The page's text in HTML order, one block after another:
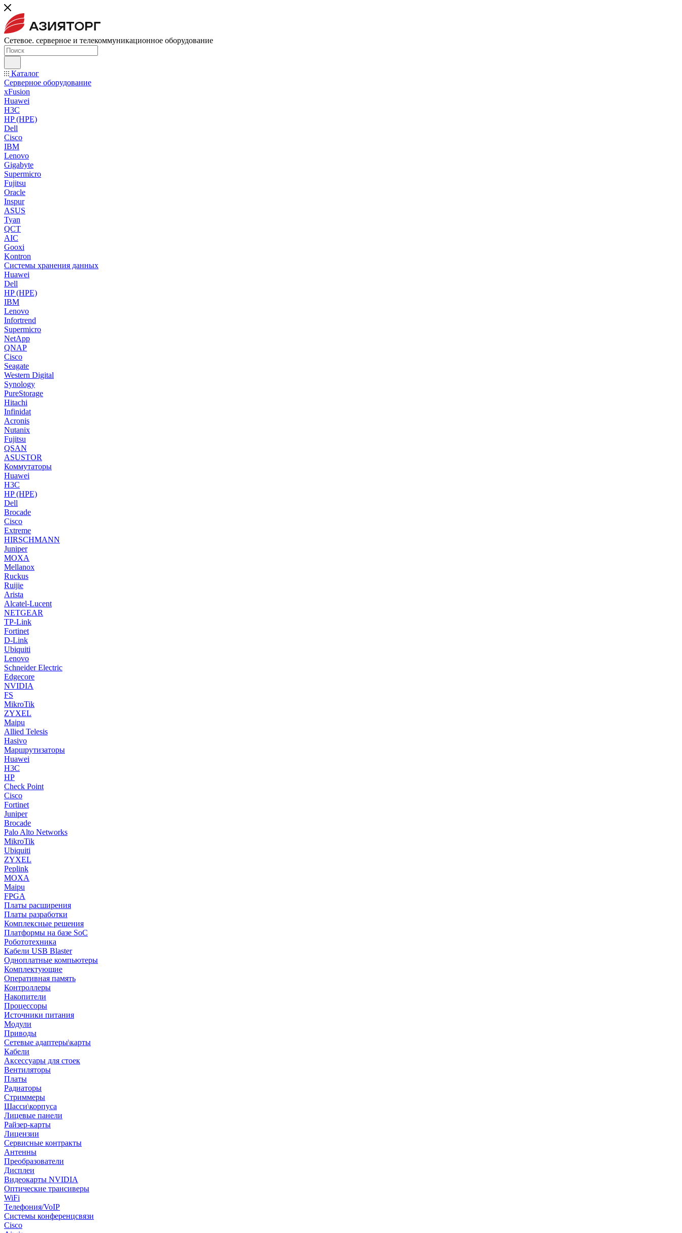
Сетевое. серверное и телекоммуникационное оборудование
Каталог
Серверное оборудование
xFusion
Huawei
H3C
HP (HPE)
Dell
Cisco
IBM
Lenovo
Gigabyte
Supermicro
Fujitsu
Oracle
Inspur
ASUS
Tyan
QCT
AIC
Gooxi
Kontron
Системы хранения данных
Huawei
Dell
HP (HPE)
IBM
Lenovo
Infortrend
Supermicro
NetApp
QNAP
Cisco
Seagate
Western Digital
Synology
PureStorage
Hitachi
Infinidat
Acronis
Nutanix
Fujitsu
QSAN
ASUSTOR
Коммутаторы
Huawei
H3C
HP (HPE)
Dell
Brocade
Cisco
Extreme
HIRSCHMANN
Juniper
MOXA
Mellanox
Ruckus
Ruijie
Arista
Alcatel-Lucent
NETGEAR
TP-Link
Fortinet
D-Link
Ubiquiti
Lenovo
Schneider Electric
Edgecore
NVIDIA
FS
MikroTik
ZYXEL
Maipu
Allied Telesis
Hasivo
Маршрутизаторы
Huawei
H3C
HP
Check Point
Cisco
Fortinet
Juniper
Brocade
Palo Alto Networks
MikroTik
Ubiquiti
ZYXEL
Peplink
MOXA
Maipu
FPGA
Платы расширения
Платы разработки
Комплексные решения
Платформы на базе SoC
Робототехника
Кабели USB Blaster
Одноплатные компьютеры
Комплектующие
Оперативная память
Контроллеры
Накопители
Процессоры
Источники питания
Модули
Приводы
Сетевые адаптеры\карты
Кабели
Аксессуары для стоек
Вентиляторы
Платы
Радиаторы
Стриммеры
Шасси\корпуса
Лицевые панели
Райзер-карты
Лицензии
Сервисные контракты
Антенны
Преобразователи
Дисплеи
Видеокарты NVIDIA
Оптические трансиверы
WiFi
Телефония/VoIP
Системы конференцсвязи
Cisco